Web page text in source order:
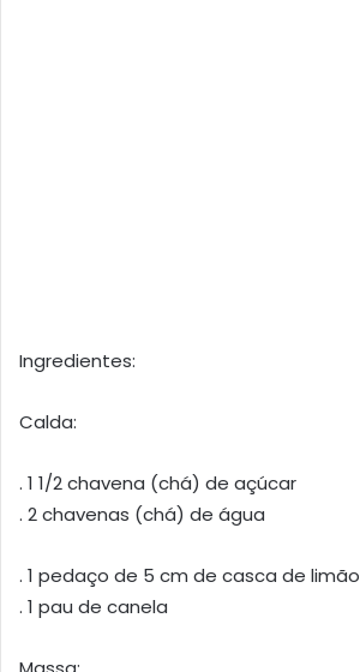
Ingredientes:
Calda:
. 1 1/2 chavena (chá) de açúcar
. 2 chavenas (chá) de água
. 1 pedaço de 5 cm de casca de limão
. 1 pau de canela